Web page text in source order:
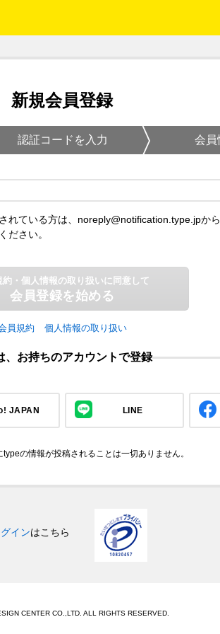
新規会員登録
認証コードを入力 会員
れている方は、noreply@notification.type.jpから
ださい。
約・個人情報の取り扱いに同意して
会員登録を始める
員規約 個人情報の取り扱い
、お持ちのアカウントで登録
JAPAN LINE
の情報が投稿されることは一切ありません。
インはこちら
CENTER CO.,LTD. ALL RIGHTS RESERVED.